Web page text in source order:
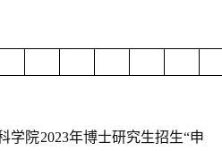
学院2023年博士研究生招生“申